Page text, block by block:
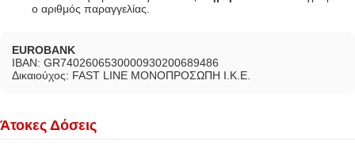
ο αριθμός παραγγελίας.
EUROBANK
IBAN: GR7402606530000930200689486
Δικαιούχος: FAST LINE ΜΟΝΟΠΡΟΣΩΠΗ Ι.Κ.Ε.
Άτοκες Δόσεις